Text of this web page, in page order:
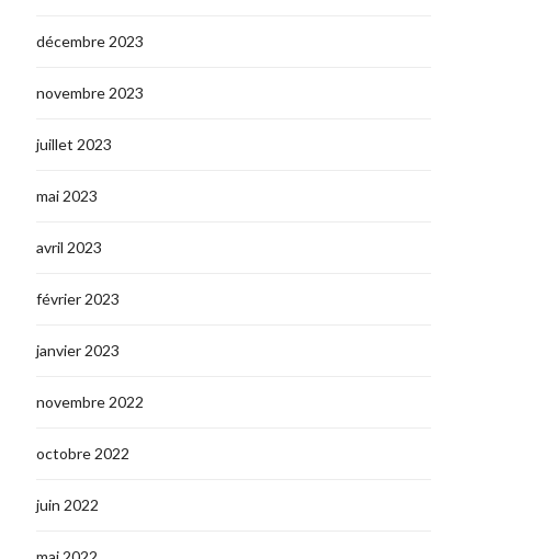
décembre 2023
novembre 2023
juillet 2023
mai 2023
avril 2023
février 2023
janvier 2023
novembre 2022
octobre 2022
juin 2022